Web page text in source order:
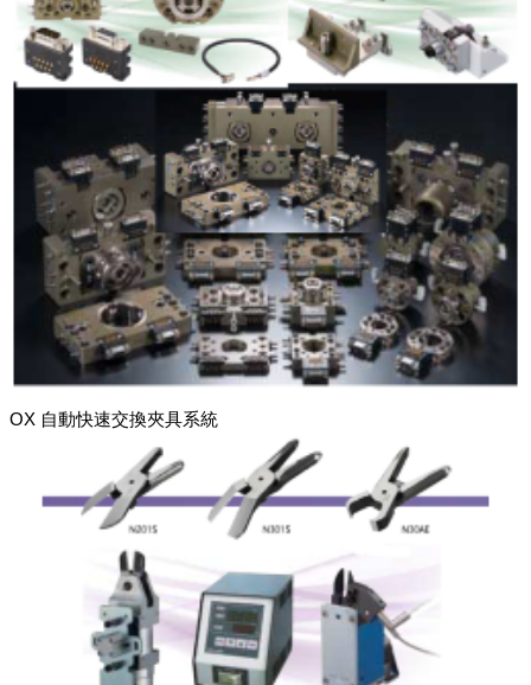
OX 自動快速交換夾具系統